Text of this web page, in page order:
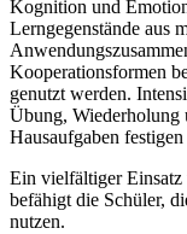
Kognition und
Lerngegenstände aus
Kooperationsformen
genutzt werden.
Übung, Wiederholung
Hausaufgaben
Ein vielfältiger
befähigt die Schüler,
nutzen.